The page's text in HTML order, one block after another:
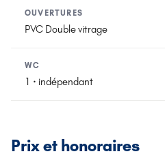
OUVERTURES
PVC Double vitrage
WC
1 · indépendant
Prix et honoraires